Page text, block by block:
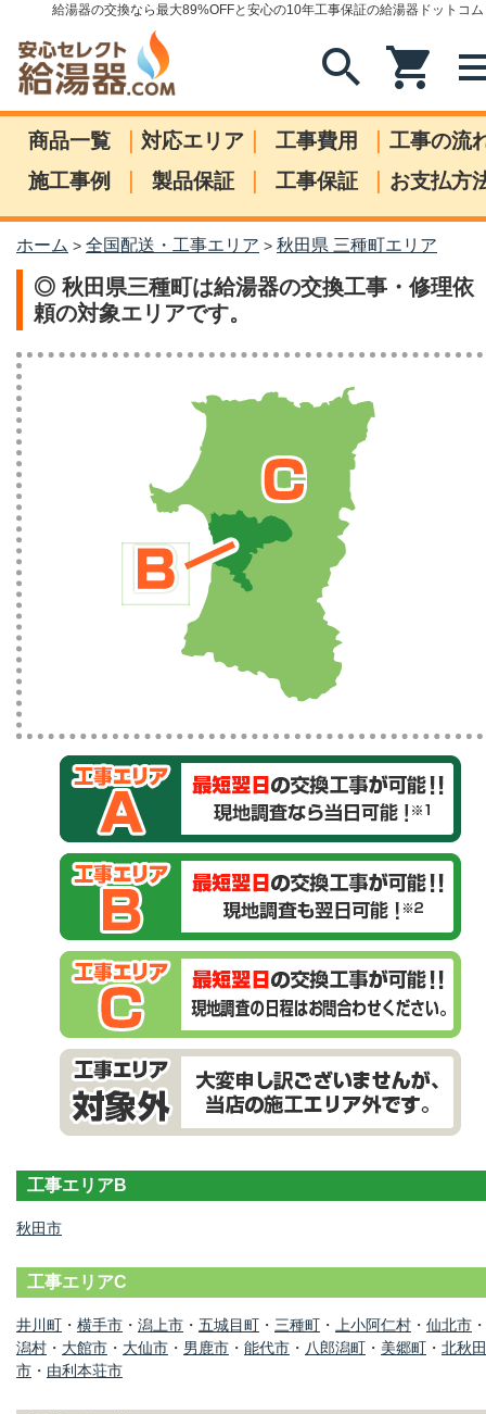
給湯器の交換なら最大89%OFFと安心の10年工事保証の給湯器ドットコム
search shopping_cart
商品一覧 | 対応エリア | 工事費用 | 工事の流
施工事例
| 製品保証 | 工事保証 | お支払方
ホーム > 全国配送・工事エリア > 秋田県 三種町エリア
◎ 秋田県三種町は給湯器の交換工事・修理依
頼の対象エリアです。
工事エリアB
秋田市
工事エリアC
井川町 ・ 横手市 ・ 潟上市 ・ 五城目町 ・ 三種町 ・ 上小阿仁村 ・ 仙北市 ・
潟村 ・ 大館市 ・ 大仙市 ・ 男鹿市 ・ 能代市 ・ 八郎潟町 ・ 美郷町 ・ 北秋田
市 ・ 由利本荘市